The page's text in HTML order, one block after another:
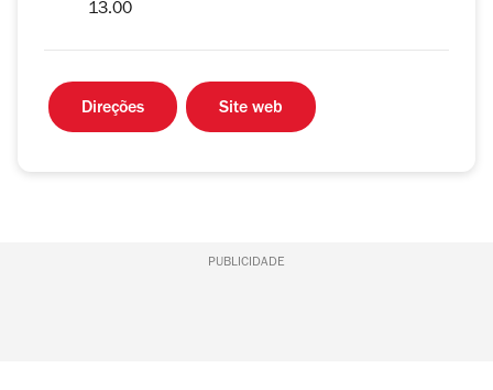
13.00
Direções Site web
PUBLICIDADE